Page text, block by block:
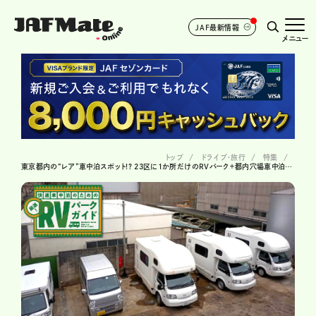
JAF最新情報
メニュー
トップ ドライブ･旅行
特集
東京都内の“レア”車中泊スポット!? 23区に1か所だけのRVパーク＋都内穴場車中泊スポット3選